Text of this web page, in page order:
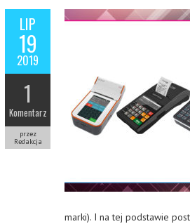
LIP
19
2019
1
Komentarz
przez
Redakcja
marki). I na tej podstawie